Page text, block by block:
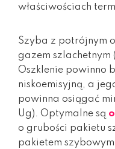
właściwościach
Szyba z potrójnym
gazem szlachetnym
Oszklenie powinno
niskoemisyjną, a
powinna osiągać
Ug). Optymalne są
o grubości pakietu
pakietem